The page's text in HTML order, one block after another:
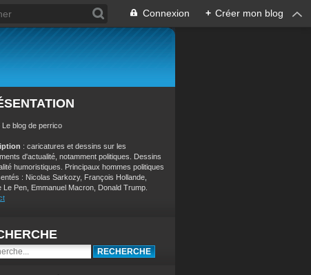
Connexion + Créer mon blog
Le blog de perrico
: caricatures et dessins sur les
d'actualité, notamment politiques. Dessins
humoristiques. Principaux hommes politiques
: Nicolas Sarkozy, François Hollande,
Le Pen, Emmanuel Macron, Donald Trump.